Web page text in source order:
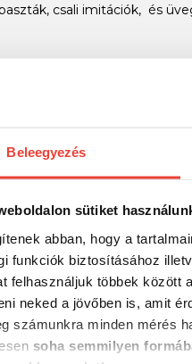
Beleegyezés
sütiket
abban, hogy a
funkciók biztosításához
felhasználjuk többek között
neked a jövőben is, amit
számunkra minden mérés
soha semmilyen
csali imitációk, és
szó feeder, pergető